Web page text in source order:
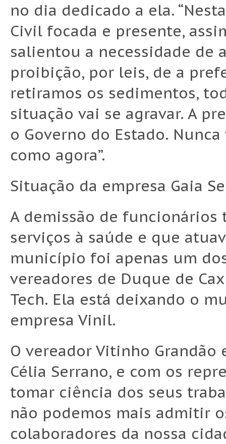
no dia dedicado a ela.
Civil focada e presente,
salientou a necessidade de
proibição, por leis, de a
retiramos os sedimentos,
situação vai se agravar. A
o Governo do Estado.
como agora”.
Situação da empresa Gaia
A demissão de
serviços à saúde e que
município foi apenas um
vereadores de Duque de
Tech. Ela está deixando o
empresa Vinil.
O vereador Vitinho Grandão
Célia Serrano, e com os
tomar ciência dos seus
não podemos mais admitir
colaboradores da nossa